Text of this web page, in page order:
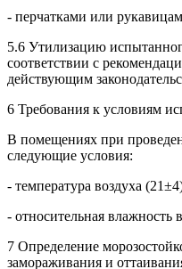
- перчатками или
5.6 Утилизацию
соответствии с
действующим
6 Требования к условиям
В помещениях при
следующие условия:
- температура воздуха
- относительная влажность
7 Определение
замораживания и